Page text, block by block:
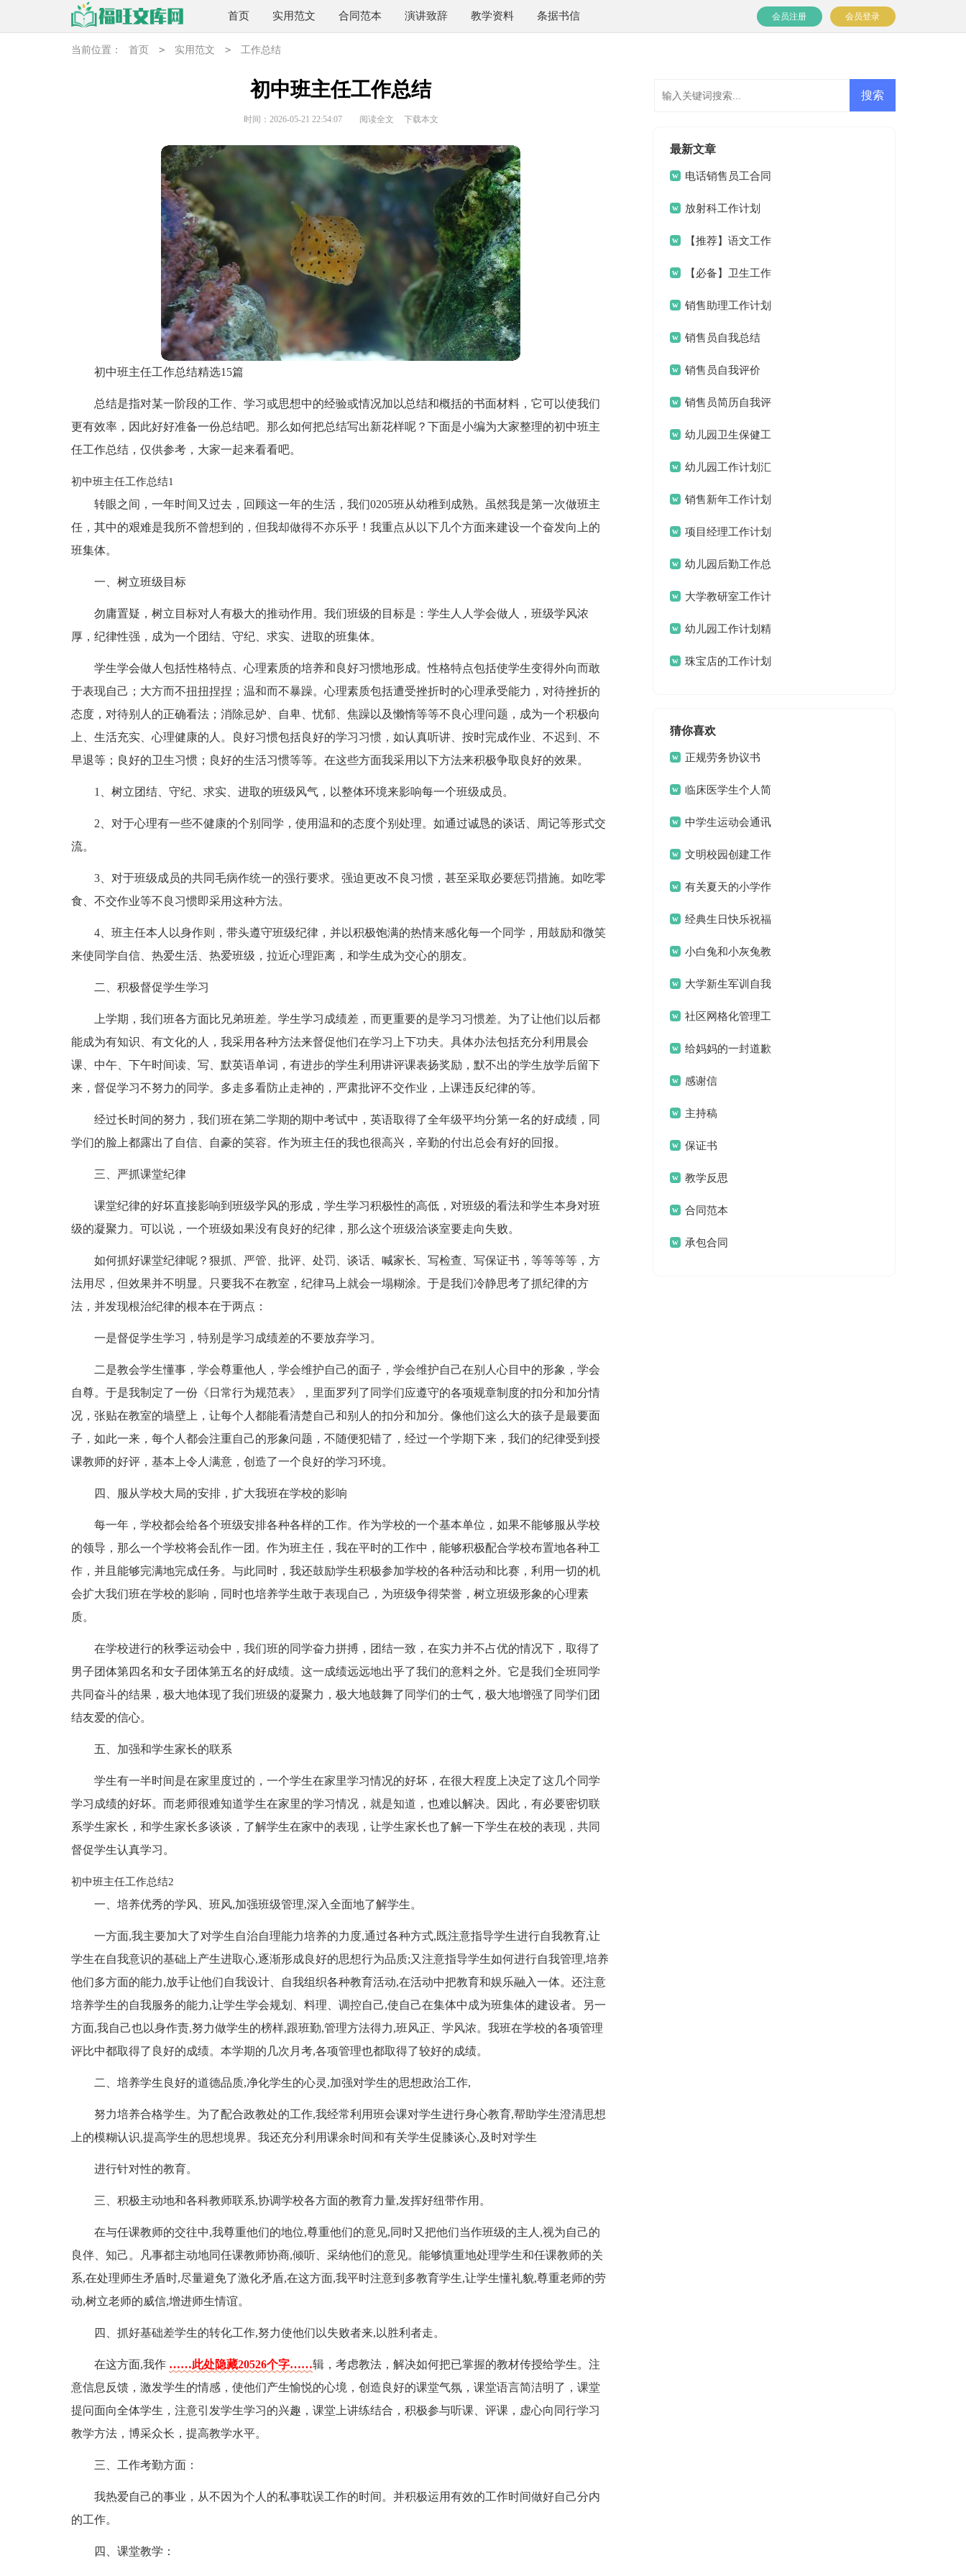
首页 实用范文 合同范本 演讲致辞 教学资料 条据书信 会员登录
会员注册
当前位置： 首页 > 实用范文 > 工作总结
初中班主任工作总结
时间：2026-05-21 22:54:07 阅读全文 下载本文
初中班主任工作总结精选15篇
总结是指对某一阶段的工作、学习或思想中的经验或情况加以总结和概括的书面材料，它可以使我们
更有效率，因此好好准备一份总结吧。那么如何把总结写出新花样呢？下面是小编为大家整理的初中班主
任工作总结，仅供参考，大家一起来看看吧。
初中班主任工作总结1
转眼之间，一年时间又过去，回顾这一年的生活，我们0205班从幼稚到成熟。虽然我是第一次做班主
任，其中的艰难是我所不曾想到的，但我却做得不亦乐乎！我重点从以下几个方面来建设一个奋发向上的
班集体。
一、树立班级目标
勿庸置疑，树立目标对人有极大的推动作用。我们班级的目标是：学生人人学会做人，班级学风浓
厚，纪律性强，成为一个团结、守纪、求实、进取的班集体。
学生学会做人包括性格特点、心理素质的培养和良好习惯地形成。性格特点包括使学生变得外向而敢
于表现自己；大方而不扭扭捏捏；温和而不暴躁。心理素质包括遭受挫折时的心理承受能力，对待挫折的
态度，对待别人的正确看法；消除忌妒、自卑、忧郁、焦躁以及懒惰等等不良心理问题，成为一个积极向
上、生活充实、心理健康的人。良好习惯包括良好的学习习惯，如认真听讲、按时完成作业、不迟到、不
早退等；良好的卫生习惯；良好的生活习惯等等。在这些方面我采用以下方法来积极争取良好的效果。
1、树立团结、守纪、求实、进取的班级风气，以整体环境来影响每一个班级成员。
2、对于心理有一些不健康的个别同学，使用温和的态度个别处理。如通过诚恳的谈话、周记等形式交
流。
3、对于班级成员的共同毛病作统一的强行要求。强迫更改不良习惯，甚至采取必要惩罚措施。如吃零
食、不交作业等不良习惯即采用这种方法。
4、班主任本人以身作则，带头遵守班级纪律，并以积极饱满的热情来感化每一个同学，用鼓励和微笑
来使同学自信、热爱生活、热爱班级，拉近心理距离，和学生成为交心的朋友。
二、积极督促学生学习
上学期，我们班各方面比兄弟班差。学生学习成绩差，而更重要的是学习习惯差。为了让他们以后都
能成为有知识、有文化的人，我采用各种方法来督促他们在学习上下功夫。具体办法包括充分利用晨会
课、中午、下午时间读、写、默英语单词，有进步的学生利用讲评课表扬奖励，默不出的学生放学后留下
来，督促学习不努力的同学。多走多看防止走神的，严肃批评不交作业，上课违反纪律的等。
经过长时间的努力，我们班在第二学期的期中考试中，英语取得了全年级平均分第一名的好成绩，同
学们的脸上都露出了自信、自豪的笑容。作为班主任的我也很高兴，辛勤的付出总会有好的回报。
三、严抓课堂纪律
课堂纪律的好坏直接影响到班级学风的形成，学生学习积极性的高低，对班级的看法和学生本身对班
级的凝聚力。可以说，一个班级如果没有良好的纪律，那么这个班级洽谈室要走向失败。
如何抓好课堂纪律呢？狠抓、严管、批评、处罚、谈话、喊家长、写检查、写保证书，等等等等，方
法用尽，但效果并不明显。只要我不在教室，纪律马上就会一塌糊涂。于是我们冷静思考了抓纪律的方
法，并发现根治纪律的根本在于两点：
一是督促学生学习，特别是学习成绩差的不要放弃学习。
二是教会学生懂事，学会尊重他人，学会维护自己的面子，学会维护自己在别人心目中的形象，学会
自尊。于是我制定了一份《日常行为规范表》，里面罗列了同学们应遵守的各项规章制度的扣分和加分情
况，张贴在教室的墙壁上，让每个人都能看清楚自己和别人的扣分和加分。像他们这么大的孩子是最要面
子，如此一来，每个人都会注重自己的形象问题，不随便犯错了，经过一个学期下来，我们的纪律受到授
课教师的好评，基本上令人满意，创造了一个良好的学习环境。
四、服从学校大局的安排，扩大我班在学校的影响
每一年，学校都会给各个班级安排各种各样的工作。作为学校的一个基本单位，如果不能够服从学校
的领导，那么一个学校将会乱作一团。作为班主任，我在平时的工作中，能够积极配合学校布置地各种工
作，并且能够完满地完成任务。与此同时，我还鼓励学生积极参加学校的各种活动和比赛，利用一切的机
会扩大我们班在学校的影响，同时也培养学生敢于表现自己，为班级争得荣誉，树立班级形象的心理素
质。
在学校进行的秋季运动会中，我们班的同学奋力拼搏，团结一致，在实力并不占优的情况下，取得了
男子团体第四名和女子团体第五名的好成绩。这一成绩远远地出乎了我们的意料之外。它是我们全班同学
共同奋斗的结果，极大地体现了我们班级的凝聚力，极大地鼓舞了同学们的士气，极大地增强了同学们团
结友爱的信心。
五、加强和学生家长的联系
学生有一半时间是在家里度过的，一个学生在家里学习情况的好坏，在很大程度上决定了这几个同学
学习成绩的好坏。而老师很难知道学生在家里的学习情况，就是知道，也难以解决。因此，有必要密切联
系学生家长，和学生家长多谈谈，了解学生在家中的表现，让学生家长也了解一下学生在校的表现，共同
督促学生认真学习。
初中班主任工作总结2
一、培养优秀的学风、班风,加强班级管理,深入全面地了解学生。
一方面,我主要加大了对学生自治自理能力培养的力度,通过各种方式,既注意指导学生进行自我教育,让
学生在自我意识的基础上产生进取心,逐渐形成良好的思想行为品质;又注意指导学生如何进行自我管理,培养
他们多方面的能力,放手让他们自我设计、自我组织各种教育活动,在活动中把教育和娱乐融入一体。还注意
培养学生的自我服务的能力,让学生学会规划、料理、调控自己,使自己在集体中成为班集体的建设者。另一
方面,我自己也以身作责,努力做学生的榜样,跟班勤,管理方法得力,班风正、学风浓。我班在学校的各项管理
评比中都取得了良好的成绩。本学期的几次月考,各项管理也都取得了较好的成绩。
二、培养学生良好的道德品质,净化学生的心灵,加强对学生的思想政治工作,
努力培养合格学生。为了配合政教处的工作,我经常利用班会课对学生进行身心教育,帮助学生澄清思想
上的模糊认识,提高学生的思想境界。我还充分利用课余时间和有关学生促膝谈心,及时对学生
进行针对性的教育。
三、积极主动地和各科教师联系,协调学校各方面的教育力量,发挥好纽带作用。
在与任课教师的交往中,我尊重他们的地位,尊重他们的意见,同时又把他们当作班级的主人,视为自己的
良伴、知己。凡事都主动地同任课教师协商,倾听、采纳他们的意见。能够慎重地处理学生和任课教师的关
系,在处理师生矛盾时,尽量避免了激化矛盾,在这方面,我平时注意到多教育学生,让学生懂礼貌,尊重老师的劳
动,树立老师的威信,增进师生情谊。
四、抓好基础差学生的转化工作,努力使他们以失败者来,以胜利者走。
在这方面,我作 ……此处隐藏20526个字……辑，考虑教法，解决如何把已掌握的教材传授给学生。注
意信息反馈，激发学生的情感，使他们产生愉悦的心境，创造良好的课堂气氛，课堂语言简洁明了，课堂
提问面向全体学生，注意引发学生学习的兴趣，课堂上讲练结合，积极参与听课、评课，虚心向同行学习
教学方法，博采众长，提高教学水平。
三、工作考勤方面：
我热爱自己的事业，从不因为个人的私事耽误工作的时间。并积极运用有效的工作时间做好自己分内
的工作。
四、课堂教学：
最新文章
电话销售员工合同
放射科工作计划
【推荐】语文工作
计划4篇【必备】卫生工作
计划3篇
销售助理工作计划
(15篇)销售员自我总结
销售员自我评价
销售员简历自我评
价 幼儿园卫生保健工
作计划(15篇)
幼儿园工作计划汇
编15篇销售新年工作计划
项目经理工作计划
15篇幼儿园后勤工作总
结汇编15篇
大学教研室工作计
划 幼儿园工作计划精
选15篇珠宝店的工作计划
猜你喜欢
正规劳务协议书
临床医学生个人简
历 中学生运动会通讯
稿15篇文明校园创建工作
方案 13篇
有关夏天的小学作
文3篇经典生日快乐祝福
问候语小白兔和小灰兔教
案 大学新生军训自我
鉴定社区网格化管理工
作总结给妈妈的一封道歉
信 感谢信
主持稿
保证书
教学反思
合同范本
承包合同